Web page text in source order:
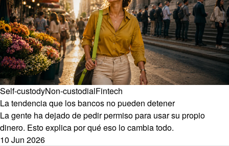
Self-custodyNon-custodialFintech
La tendencia que los bancos no pueden detener
La gente ha dejado de pedir permiso para usar su propio
dinero. Esto explica por qué eso lo cambia todo.
10 Jun 2026